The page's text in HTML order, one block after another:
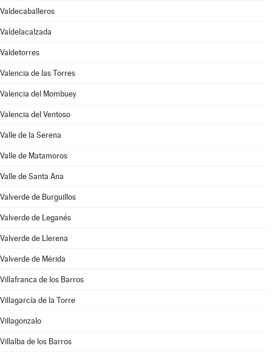
Valdecaballeros
Valdelacalzada
Valdetorres
Valencia de las Torres
Valencia del Mombuey
Valencia del Ventoso
Valle de la Serena
Valle de Matamoros
Valle de Santa Ana
Valverde de Burguillos
Valverde de Leganés
Valverde de Llerena
Valverde de Mérida
Villafranca de los Barros
Villagarcía de la Torre
Villagonzalo
Villalba de los Barros